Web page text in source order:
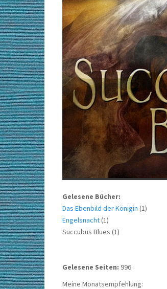
Gelesene Bücher:
Das Ebenbild der Königin (1)
Engelsnacht(1)
Succubus Blues (1)
Gelesene Seiten: 996
Meine Monatsempfehlung: